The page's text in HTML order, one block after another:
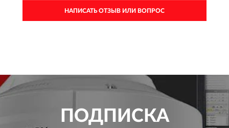
НАПИСАТЬ ОТЗЫВ ИЛИ ВОПРОС
ПОДПИСКА